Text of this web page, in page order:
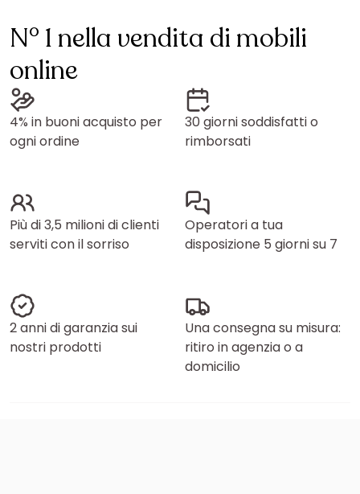
N° 1 nella vendita di mobili
online
4% in buoni acquisto per
ogni ordine
30 giorni soddisfatti o
rimborsati
Più di 3,5 milioni di clienti
serviti con il sorriso
Operatori a tua
disposizione 5 giorni su 7
2 anni di garanzia sui
nostri prodotti
Una consegna su misura:
ritiro in agenzia o a
domicilio